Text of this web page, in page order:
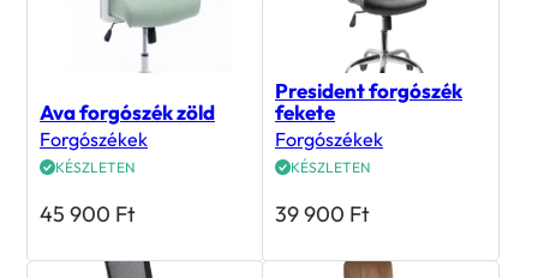
Ava forgószék zöld
Forgószékek
KÉSZLETEN
45 900 Ft
President forgószék
fekete
Forgószékek
KÉSZLETEN
39 900 Ft